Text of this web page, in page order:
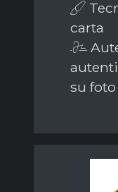
carta
su foto